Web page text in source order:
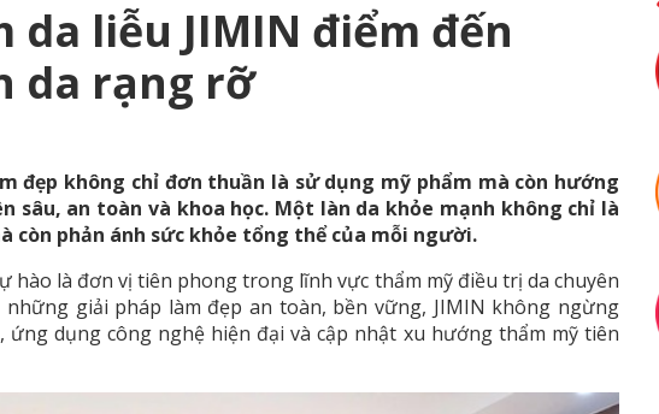
da liễu JIMIN điểm đến
da rạng rỡ
đẹp không chỉ đơn thuần là sử dụng mỹ phẩm mà còn hướng
sâu, an toàn và khoa học. Một làn da khỏe mạnh không chỉ là
còn phản ánh sức khỏe tổng thể của mỗi người.
hào là đơn vị tiên phong trong lĩnh vực thẩm mỹ điều trị da chuyên
những giải pháp làm đẹp an toàn, bền vững, JIMIN không ngừng
ứng dụng công nghệ hiện đại và cập nhật xu hướng thẩm mỹ tiên